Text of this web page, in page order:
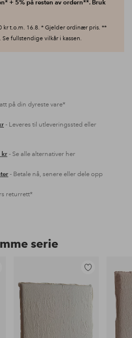
+ 5% på resten av ordern**. Bruk
kr t.o.m. 16.8. * Gjelder ordinær pris. **
fullstendige vilkår i kassen.
på din dyreste vare*
- Leveres til utleveringssted eller
kr- Se alle alternativer her
- Betale nå, senere eller dele opp
returrett*
serie
til
favoritter